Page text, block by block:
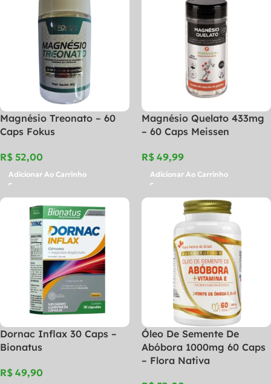
Magnésio Treonato – 60
Caps Fokus
R$
Adicionar Ao Carrinho
Magnésio Quelato 433mg
– 60 Caps Meissen
R$
Adicionar Ao Carrinho
Dornac Inflax 30 Caps –
Bionatus
R$
Óleo De Semente De
Abóbora 1000mg 60 Caps
– Flora Nativa